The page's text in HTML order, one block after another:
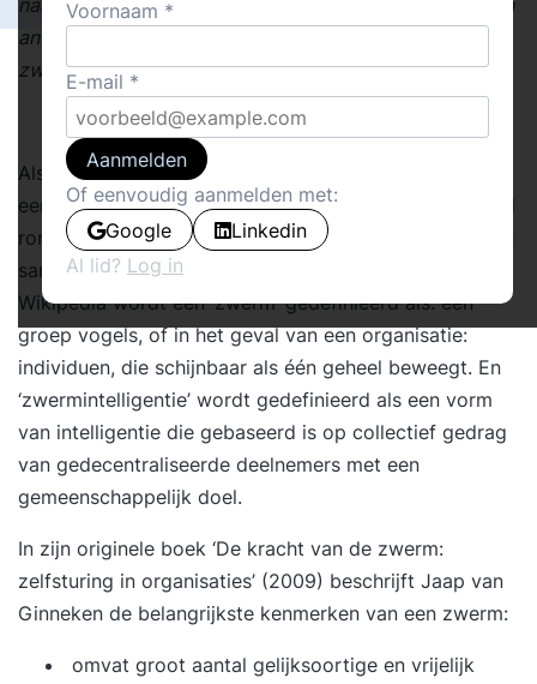
naar dit gestelde doel toe werken. Ik wil daar graag een
ander beeld tegenover stellen: de organisatie als
zwerm.
Als je een foto ziet van een zwerm vogels, dan zie je
een groep gelijkwaardige individuen die, rondcirkelend
rond een gemeenschappelijk doel, al onderzoekend en
samenwerkend dit doel probeert te bereiken. Op
Wikipedia wordt een ‘zwerm’ gedefinieerd als: een
groep vogels, of in het geval van een organisatie:
individuen, die schijnbaar als één geheel beweegt. En
‘zwermintelligentie’ wordt gedefinieerd als een vorm
van intelligentie die gebaseerd is op collectief gedrag
van gedecentraliseerde deelnemers met een
gemeenschappelijk doel.
In zijn originele boek ‘De kracht van de zwerm:
zelfsturing in organisaties’ (2009) beschrijft Jaap van
Ginneken de belangrijkste kenmerken van een zwerm:
­ omvat groot aantal gelijksoortige en vrijelijk
Voornaam
E-mail
Aanmelden
Of eenvoudig aanmelden met:
Google
Linkedin
Al lid? Log in